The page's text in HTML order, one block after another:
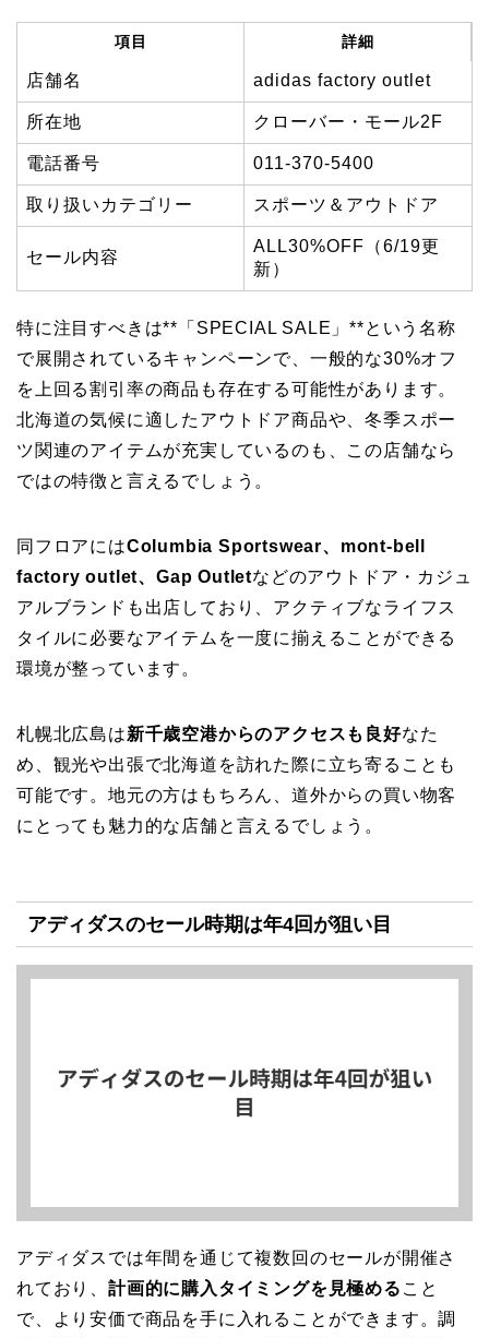
項目 詳細
店舗名 adidas factory outlet
所在地 クローバー・モール2F
電話番号 011-370-5400
取り扱いカテゴリー スポーツ＆アウトドア
セール内容
ALL30%OFF（6/19更
新）
特に注目すべきは**「SPECIAL SALE」**という名称
で展開されているキャンペーンで、一般的な30%オフ
を上回る割引率の商品も存在する可能性があります。
北海道の気候に適したアウトドア商品や、冬季スポー
ツ関連のアイテムが充実しているのも、この店舗なら
ではの特徴と言えるでしょう。
同フロアにはColumbia Sportswear、mont-bell
factory outlet、Gap Outletなどのアウトドア・カジュ
アルブランドも出店しており、アクティブなライフス
タイルに必要なアイテムを一度に揃えることができる
環境が整っています。
札幌北広島は新千歳空港からのアクセスも良好なた
め、観光や出張で北海道を訪れた際に立ち寄ることも
可能です。地元の方はもちろん、道外からの買い物客
にとっても魅力的な店舗と言えるでしょう。
アディダスのセール時期は年4回が狙い目
アディダスでは年間を通じて複数回のセールが開催さ
れており、 計画的に購入タイミングを見極める こと
で、より安価で商品を手に入れることができます。調